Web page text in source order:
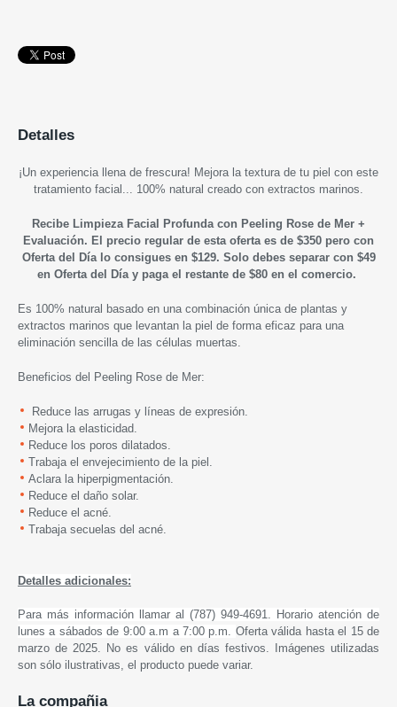
Detalles
¡Un experiencia llena de frescura! Mejora la textura de tu piel con este
tratamiento facial... 100% natural creado con extractos marinos.
Recibe Limpieza Facial Profunda con Peeling Rose de Mer +
Evaluación. El precio regular de esta oferta es de $350 pero con
Oferta del Día lo consigues en $129. Solo debes separar con $49
en Oferta del Día y paga el restante de $80 en el comercio.
Es 100% natural basado en una combinación única de plantas y
extractos marinos que levantan la piel de forma eficaz para una
eliminación sencilla de las células muertas.
Beneficios del Peeling Rose de Mer:
Reduce las arrugas y líneas de expresión.
Mejora la elasticidad.
Reduce los poros dilatados.
Trabaja el envejecimiento de la piel.
Aclara la hiperpigmentación.
Reduce el daño solar.
Reduce el acné.
Trabaja secuelas del acné.
Detalles adicionales:
Para más información llamar al (787) 949-4691. Horario atención de
lunes a sábados de 9:00 a.m a 7:00 p.m. Oferta válida hasta el 15 de
marzo de 2025. No es válido en días festivos. Imágenes utilizadas
son sólo ilustrativas, el producto puede variar.
La compañia